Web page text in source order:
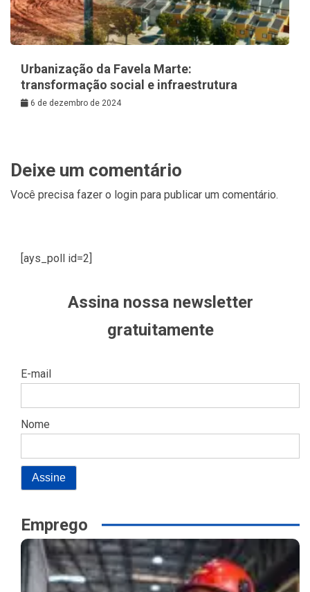
Urbanização da Favela Marte:
transformação social e infraestrutura
6 de dezembro de 2024
Deixe um comentário
Você precisa fazer o login para publicar um comentário.
[ays_poll id=2]
Assina nossa newsletter
gratuitamente
E-mail
Nome
Emprego